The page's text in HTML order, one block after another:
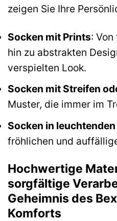
zeigen Sie Ihre
Socken mit Prints:
hin zu abstrakten
verspielten Look.
Socken mit Streifen
Muster, die immer im
Socken in leuchtenden
fröhlichen und
Hochwertige
sorgfältige
Geheimnis des
Komforts